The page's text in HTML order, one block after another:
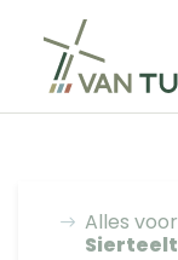
Alles voor
Sierteelt